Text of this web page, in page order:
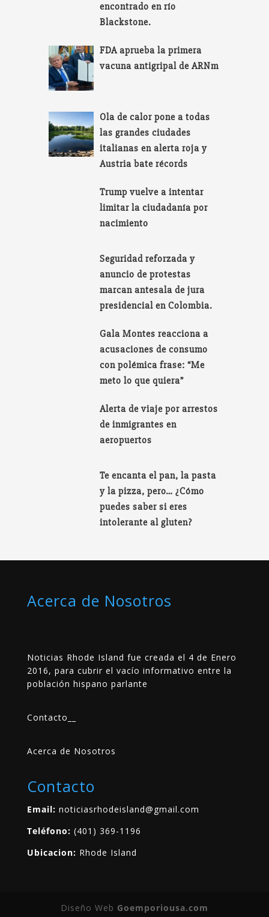
encontrado en río
Blackstone.
FDA aprueba la primera
vacuna antigripal de ARNm
Ola de calor pone a todas
las grandes ciudades
italianas en alerta roja y
Austria bate récords
Trump vuelve a intentar
limitar la ciudadanía por
nacimiento
Seguridad reforzada y
anuncio de protestas
marcan antesala de jura
presidencial en Colombia.
Gala Montes reacciona a
acusaciones de consumo
con polémica frase: “Me
meto lo que quiera”
Alerta de viaje por arrestos
de inmigrantes en
aeropuertos
Te encanta el pan, la pasta
y la pizza, pero… ¿Cómo
puedes saber si eres
intolerante al gluten?
Acerca de Nosotros
Noticias Rhode Island fue creada el 4 de Enero
2016, para cubrir el vacío informativo entre la
población hispano parlante
Contacto
Acerca de Nosotros
Contacto
Email: noticiasrhodeisland@gmail.com
Teléfono: (401) 369-1196
Ubicacion: Rhode Island
Diseño Web Goemporiousa.com